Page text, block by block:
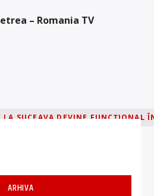
– Romania TV
SUCEAVA DEVINE FUNCŢIONAL
ARHIVA